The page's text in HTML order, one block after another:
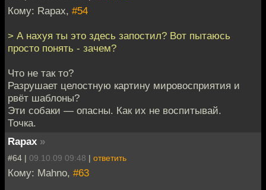
Кому: Rapax, #54
> А нахуя ты это здесь запостил? Вот пытаюсь
просто понять - зачем?
Что не так то?
Разрушает целостную картину мировосприятия и
рвёт шаблоны?
Эти собаки — опасны. Как их не воспитывай.
Точка.
Rapax »
#64 | 09.10.09 09:48 | ответить
Кому: Mahno, #63